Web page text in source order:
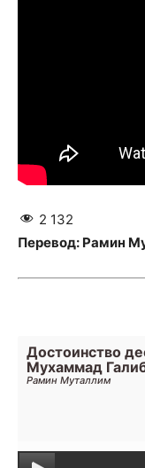
2 132
Перевод: Рамин
Достоинство
Мухаммад
Рамин Муталлим